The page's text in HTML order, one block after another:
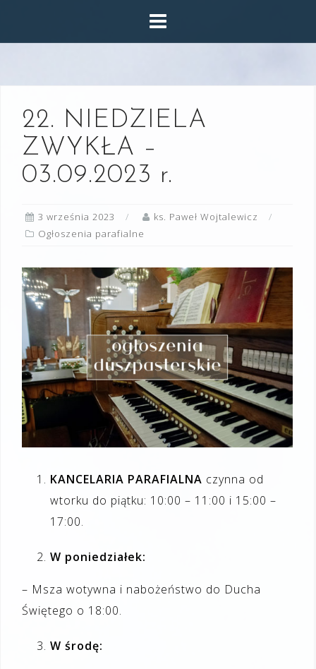
22. NIEDZIELA
ZWYKŁA –
03.09.2023 r.
3 września 2023
ks. Paweł Wojtalewicz
Ogłoszenia parafialne
KANCELARIA PARAFIALNA czynna od
wtorku do piątku: 10:00 – 11:00 i 15:00 –
17:00.
W poniedziałek:
– Msza wotywna i nabożeństwo do Ducha
Świętego o 18:00.
W środę: